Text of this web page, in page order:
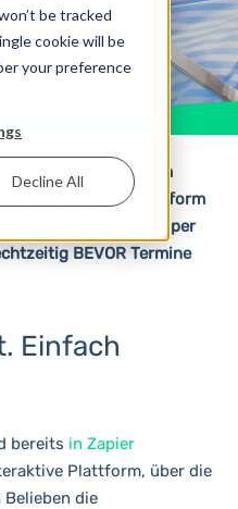
be tracked
cookie will be
your preference
Decline All
Keine Kommentare
Eintrag aus Ihrem
über die Zapier Plattform
Sie sich automatisch per
BEVOR Termine
Einfach
bereits in Zapier
Plattform, über die
die